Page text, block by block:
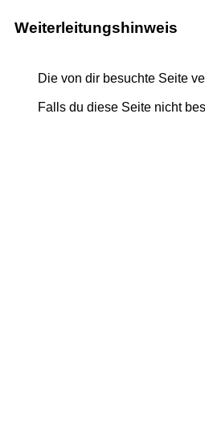
Weiterleitungshinweis
Die von dir besuchte Seite
Falls du diese Seite nicht